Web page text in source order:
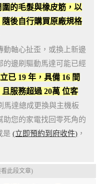
的毛髮與橡皮筋，以
後自行購買原廠規格
動軸心扯歪，或換上新邊
的邊刷驅動馬達可能已經
已 19 年，具備 16 間
服務超過 20萬 位客
馬達總成更換與主機板
助您的家電找回零死角的
是(立即預約到府收件) ，
此段文章)